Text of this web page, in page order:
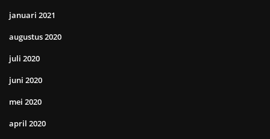
januari 2021
augustus 2020
juli 2020
juni 2020
mei 2020
april 2020